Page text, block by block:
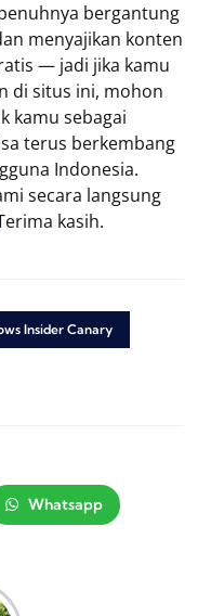
bergantung
menyajikan konten
— jadi jika kamu
di situs ini, mohon
kamu sebagai
terus berkembang
Indonesia.
secara langsung
kasih.
Insider Canary
Whatsapp